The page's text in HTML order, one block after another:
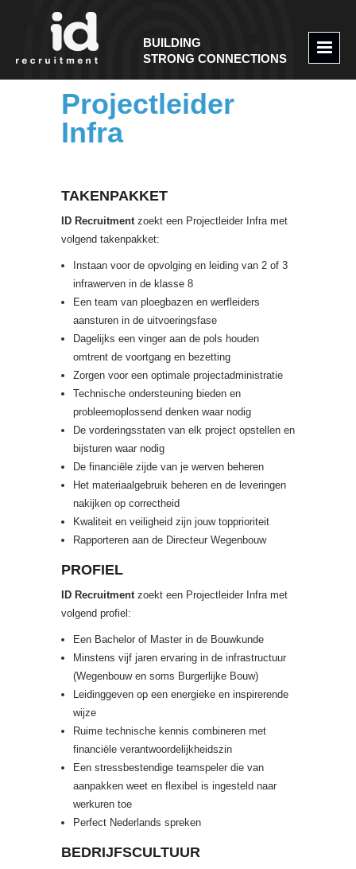
BUILDING
STRONG CONNECTIONS
Projectleider
Infra
TAKENPAKKET
ID Recruitmentzoekt een Projectleider Infra met
volgend takenpakket:
Instaan voor de opvolging en leiding van 2 of 3
infrawerven in de klasse 8
Een team van ploegbazen en werfleiders
aansturen in de uitvoeringsfase
Dagelijks een vinger aan de pols houden
omtrent de voortgang en bezetting
Zorgen voor een optimale projectadministratie
Technische ondersteuning bieden en
probleemoplossend denken waar nodig
De vorderingsstaten van elk project opstellen en
bijsturen waar nodig
De financiële zijde van je werven beheren
Het materiaalgebruik beheren en de leveringen
nakijken op correctheid
Kwaliteit en veiligheid zijn jouw topprioriteit
Rapporteren aan de Directeur Wegenbouw
PROFIEL
ID Recruitmentzoekt een Projectleider Infra met
volgend profiel:
Een Bachelor of Master in de Bouwkunde
Minstens vijf jaren ervaring in de infrastructuur
(Wegenbouw en soms Burgerlijke Bouw)
Leidinggeven op een energieke en inspirerende
wijze
Ruime technische kennis combineren met
financiële verantwoordelijkheidszin
Een stressbestendige teamspeler die van
aanpakken weet en flexibel is ingesteld naar
werkuren toe
Perfect Nederlands spreken
BEDRIJFSCULTUUR